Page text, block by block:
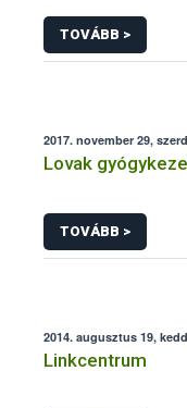
TOVÁBB >
2017. november 29,
Lovak
TOVÁBB >
2014. augusztus 19, kedd
Linkcentrum